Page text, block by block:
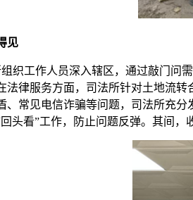
见
织工作人员深入辖区，通过敲门问
法律服务方面，司法所针对土地流
、常见电信诈骗等问题，司法所充
头看”工作，防止问题反弹。其间，